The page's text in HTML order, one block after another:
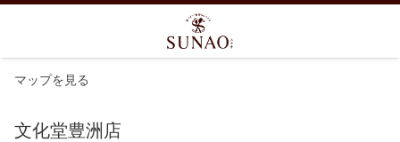
マップを見る
文化堂豊洲店